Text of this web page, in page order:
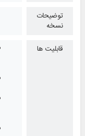
توضیحات
نسخه
قابلیت ها